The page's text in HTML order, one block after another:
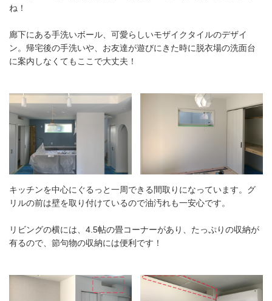
ね！
廊下にある手洗いボール、可愛らしいモザイクタイルのデザイ
ン。帰宅後の手洗いや、お友達が遊びにきた時に脱衣場の洗面台
に案内しなくてもここで大丈夫！
キッチンを中心にぐるっと一周できる間取りになっています。グ
リルの前は壁を取り付けているので油汚れも一安心です。
リビングの横には、4.5帖の畳コーナーがあり、たっぷりの収納が
有るので、節句物の収納には便利です！